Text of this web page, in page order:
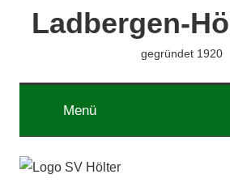
Ladbergen-
gegründet 1920
Menü